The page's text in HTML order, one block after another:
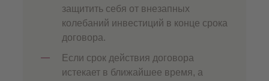
защитить себя от внезапных
колебаний инвестиций в конце срока
договора.
Если срок действия договора
истекает в ближайшее время, а